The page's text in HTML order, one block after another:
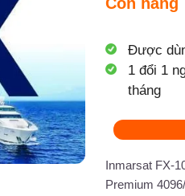
Được
1 đổi 1
tháng
Inmarsat FX-
Premium